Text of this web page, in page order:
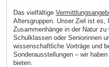
Das vielfältige
Altersgruppen. Unser Ziel ist es,
Zusammenhänge in der Natur
Schulklassen oder Seniorinnen
wissenschaftliche Vorträge und
Sonderausstellungen – wir
bieten.